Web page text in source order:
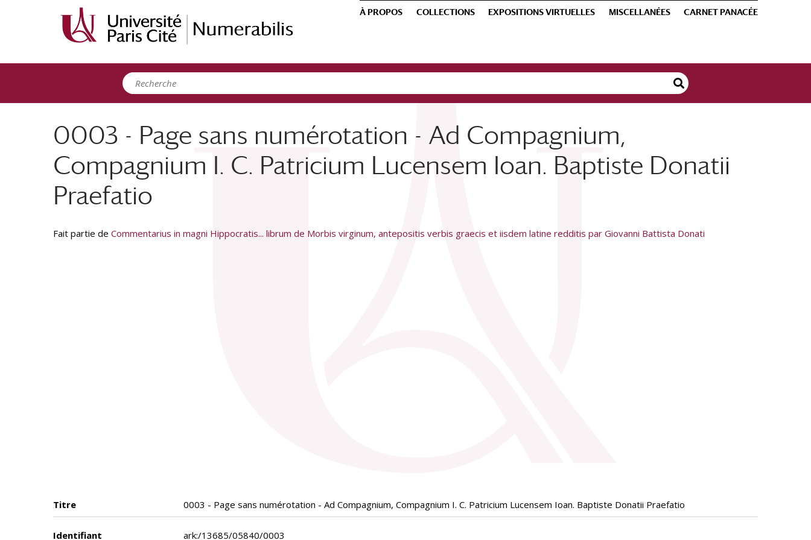
À PROPOS COLLECTIONS EXPOSITIONS VIRTUELLES MISCELLANÉES CARNET PANACÉE
0003 - Page sans numérotation - Ad Compagnium,
Compagnium I. C. Patricium Lucensem Ioan. Baptiste Donatii
Praefatio
Fait partie de Commentarius in magni Hippocratis... librum de Morbis virginum, antepositis verbis graecis et iisdem latine redditis par Giovanni Battista Donati
Titre 0003 - Page sans numérotation - Ad Compagnium, Compagnium I. C. Patricium Lucensem Ioan. Baptiste Donatii Praefatio
Identifiant ark:/13685/05840/0003
Panneau de gestion des cookies